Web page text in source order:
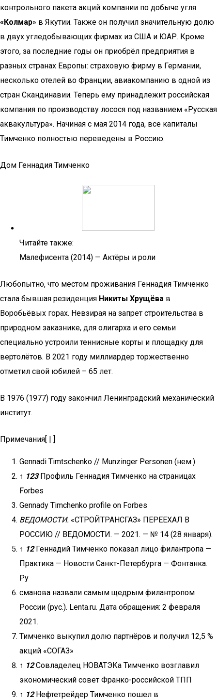
контрольного пакета акций компании по добыче угля
«Колмар» в Якутии. Также он получил значительную долю
в двух угледобывающих фирмах из США и ЮАР. Кроме
этого, за последние годы он приобрёл предприятия в
разных странах Европы: страховую фирму в Германии,
несколько отелей во Франции, авиакомпанию в одной из
стран Скандинавии. Теперь ему принадлежит российская
компания по производству лосося под названием «Русская
аквакультура». Начиная с мая 2014 года, все капиталы
Тимченко полностью переведены в Россию.
Дом Геннадия Тимченко
Читайте также:
Малефисента (2014) — Актёры и роли
Любопытно, что местом проживания Геннадия Тимченко
стала бывшая резиденция Никиты Хрущёва в
Воробьёвых горах. Невзирая на запрет строительства в
природном заказнике, для олигарха и его семьи
специально устроили теннисные корты и площадку для
вертолётов. В 2021 году миллиардер торжественно
отметил свой юбилей – 65 лет.
В 1976 (1977) году закончил Ленинградский механический
институт.
Примечания[ | ]
Gennadi Timtschenko // Munzinger Personen (нем.)
↑ 123Профиль Геннадия Тимченко на страницах
Forbes
Gennady Timchenko profile on Forbes
ВЕДОМОСТИ. «СТРОЙТРАНСГАЗ» ПЕРЕЕХАЛ В
РОССИЮ // ВЕДОМОСТИ. — 2021. — № 14 (28 января).
↑ 12Геннадий Тимченко показал лицо филантропа —
Практика — Новости Санкт-Петербурга — Фонтанка.
Ру
сманова назвали самым щедрым филантропом
России (рус.). Lenta.ru. Дата обращения: 2 февраля
2021.
Тимченко выкупил долю партнёров и получил 12,5 %
акций «СОГАЗ»
↑ 12Совладелец НОВАТЭКа Тимченко возглавил
экономический совет Франко-российской ТПП
↑ 12Нефтетрейдер Тимченко пошел в